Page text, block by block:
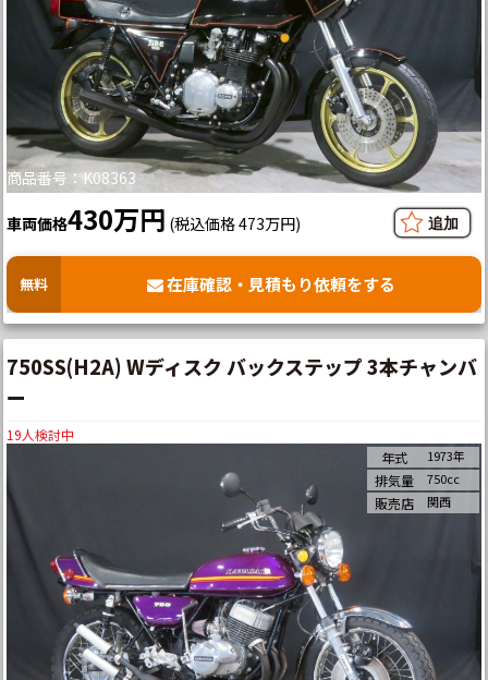
商品番号：K08363
車両価格430万円 (税込価格 473万円)
無料 在庫確認・見積もり依頼をする
750SS(H2A) Wディスク バックステップ 3本チャンバ
ー
19人検討中
年式 1973年
排気量 750cc
販売店 関西